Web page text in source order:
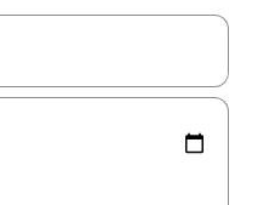
използвайте